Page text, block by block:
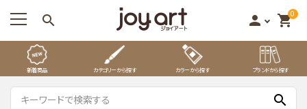
search person 0
shopping_cart
新着商品 カテゴリーから探す カラーから探す ブランドから探す
search